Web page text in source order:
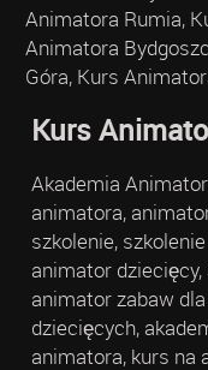
Animatora Rumia,
Animatora
Góra, Kurs
Kurs
Akademia
animatora,
szkolenie,
animator
animator zabaw
dziecięcych,
animatora, kurs na